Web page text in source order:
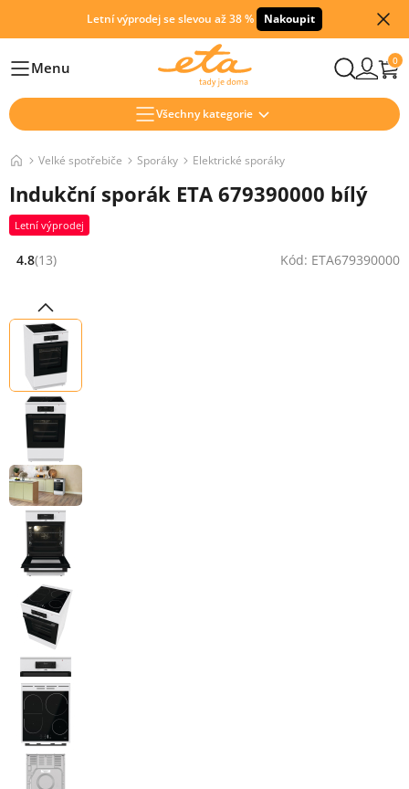
Letní výprodej se slevou až 38 % Nakoupit
HlavníMenu 0
Všechny kategorie
Velké spotřebiče Sporáky Elektrické sporáky
Indukční sporák ETA 679390000 bílý
Letní výprodej
Hodnocení: 4.8 z 5 (13 recenzí)
4.8(13) Kód: ETA679390000